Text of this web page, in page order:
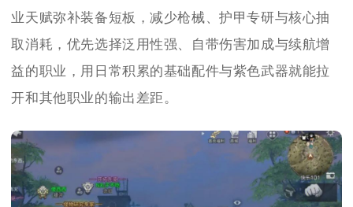
业天赋弥补装备短板，减少枪械、护甲专研与核心抽
取消耗，优先选择泛用性强、自带伤害加成与续航增
益的职业，用日常积累的基础配件与紫色武器就能拉
开和其他职业的输出差距。